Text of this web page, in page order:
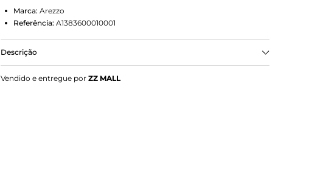
Marca: Arezzo
Referência: A1383600010001
Descrição
Tênis Branco Acamurçado Amarração
Vendido e entregue por ZZ MALL